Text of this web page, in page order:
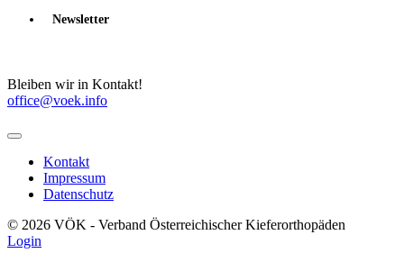
Newsletter
Bleiben wir in Kontakt!
office@voek.info
Kontakt
Impressum
Datenschutz
© 2026 VÖK - Verband Österreichischer Kieferorthopäden
Login